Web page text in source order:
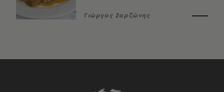
Γιώργος Ζαρζώνης